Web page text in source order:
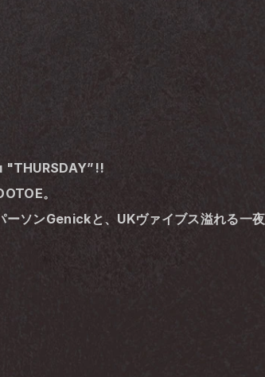
"THURSDAY”!!
。
ーンのキーパーソンGenickと、UKヴァイブス溢れる一